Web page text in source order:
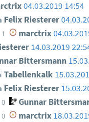
04.03.2019 14:54
Felix Riesterer
1 marctrix
14.03.2019
Bittersmann
Tabellenkalk
Felix Riesterer
0 Gunnar
0 marctrix